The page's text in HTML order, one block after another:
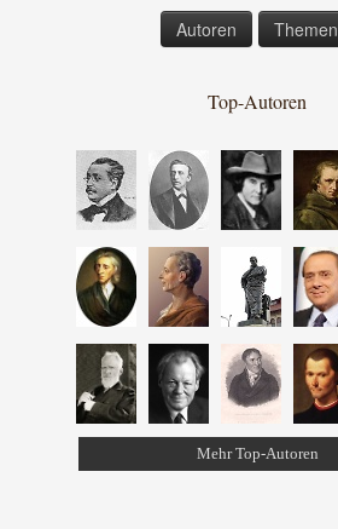
Autoren Themen
Top-Autoren
Mehr Top-Autoren